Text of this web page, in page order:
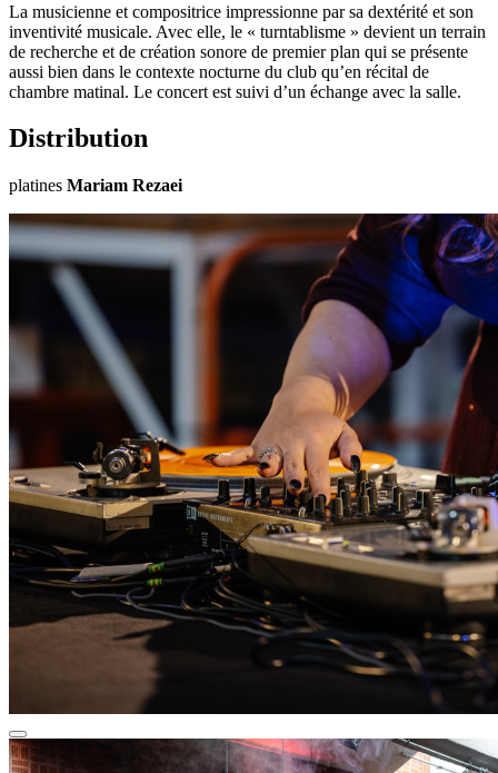
La musicienne et compositrice impressionne par sa dextérité et son
inventivité musicale. Avec elle, le « turntablisme » devient un terrain
de recherche et de création sonore de premier plan qui se présente
aussi bien dans le contexte nocturne du club qu’en récital de
chambre matinal. Le concert est suivi d’un échange avec la salle.
Distribution
platines Mariam Rezaei